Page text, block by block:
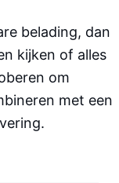
belading, dan
kijken of alles
om
met een